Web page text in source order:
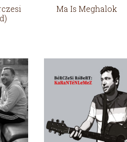
Ma Is Meghalok